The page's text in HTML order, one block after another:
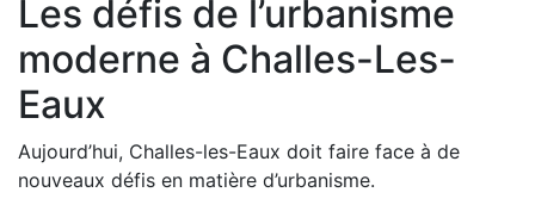
Les défis de l’urbanisme
moderne à Challes-Les-
Eaux
Aujourd’hui, Challes-les-Eaux doit faire face à de
nouveaux défis en matière d’urbanisme.